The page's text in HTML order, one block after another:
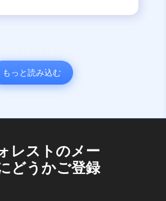
もっと読み込む
レストのメー
どうかご登録